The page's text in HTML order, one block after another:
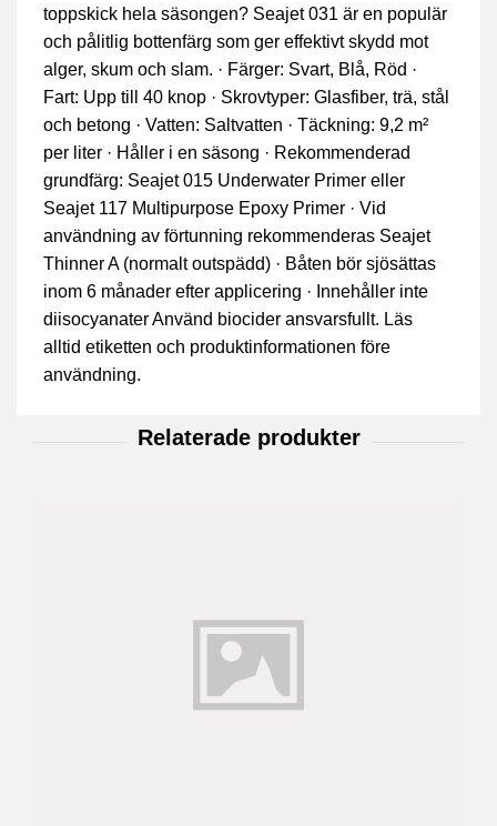
toppskick hela säsongen? Seajet 031 är en populär
och pålitlig bottenfärg som ger effektivt skydd mot
alger, skum och slam. · Färger: Svart, Blå, Röd ·
Fart: Upp till 40 knop · Skrovtyper: Glasfiber, trä, stål
och betong · Vatten: Saltvatten · Täckning: 9,2 m²
per liter · Håller i en säsong · Rekommenderad
grundfärg: Seajet 015 Underwater Primer eller
Seajet 117 Multipurpose Epoxy Primer · Vid
användning av förtunning rekommenderas Seajet
Thinner A (normalt outspädd) · Båten bör sjösättas
inom 6 månader efter applicering · Innehåller inte
diisocyanater Använd biocider ansvarsfullt. Läs
alltid etiketten och produktinformationen före
användning.